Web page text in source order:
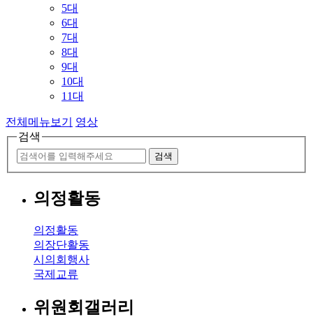
5대
6대
7대
8대
9대
10대
11대
전체메뉴보기
영상
검색
검색
의정활동
의정활동
의장단활동
시의회행사
국제교류
위원회갤러리